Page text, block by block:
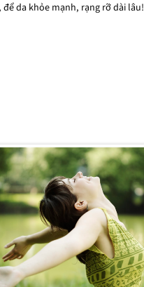
da khỏe mạnh, rạng rỡ dài lâu!